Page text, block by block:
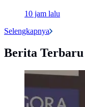
10 jam lalu
Selengkapnya
Berita Terbaru